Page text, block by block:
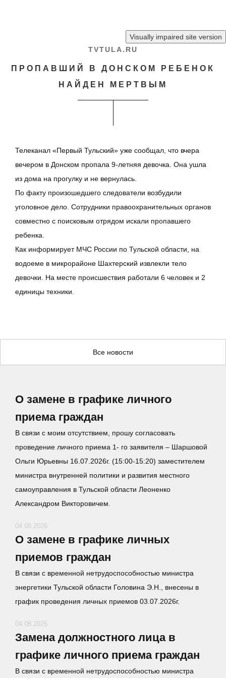
TVTULA.RU
ПРОПАВШИЙ В ДОНСКОМ РЕБЕНОК
НАЙДЕН МЕРТВЫМ
Телеканал «Первый Тульский» уже сообщал, что вчера
вечером в Донском пропала 9-летняя девочка. Она ушла
из дома на прогулку и не вернулась.
По факту произошедшего следователи возбудили
уголовное дело. Сотрудники правоохранительных органов
совместно с поисковым отрядом искали пропавшего
ребенка.
Как информирует МЧС России по Тульской области, на
водоеме в микрорайоне Шахтерский извлекли тело
девочки. На месте происшествия работали 6 человек и 2
единицы техники.
Все новости
О замене в графике личного
приема граждан
В связи с моим отсутствием, прошу согласовать
проведение личного приема 1- го заявителя – Шаршовой
Ольги Юрьевны 16.07.2026г. (15:00-15:20) заместителем
министра внутренней политики и развития местного
самоуправления в Тульской области Леоненко
Александром Викторовичем.
04.08.2026
О замене в графике личных
приемов граждан
В связи с временной нетрудоспособностью министра
энергетики Тульской области Головина Э.Н., внесены в
график проведения личных приемов 03.07.2026г.
04.08.2026
Замена должностного лица в
графике личного приема граждан
В связи с временной нетрудоспособностью министра